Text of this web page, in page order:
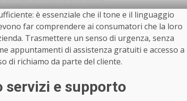
è essenziale che il tone e il linguaggio
far comprendere ai consumatori che la loro
Trasmettere un senso di urgenza, senza
appuntamenti di assistenza gratuiti e accesso a
di richiamo da parte del cliente.
servizi e supporto